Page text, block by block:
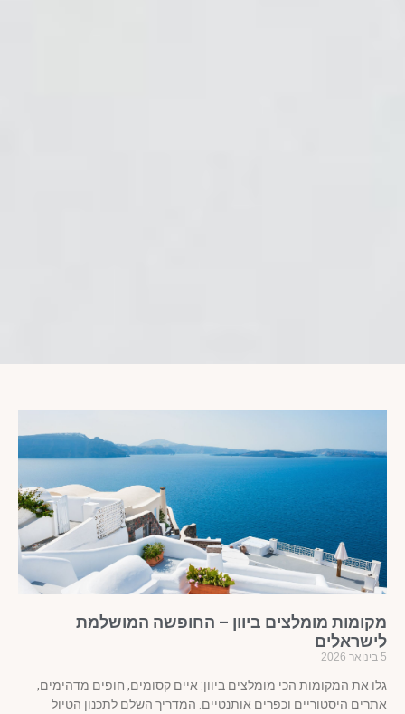
מומלצים ביוון – החופשה המושלמת
את המקומות הכי מומלצים ביוון: איים קסומים, חופים מדהימים,
היסטוריים וכפרים אותנטיים. המדריך השלם לתכנון הטיול